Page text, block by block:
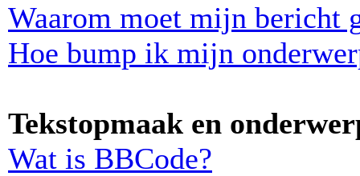
Waarom moet mijn bericht
Hoe bump ik mijn
Tekstopmaak en
Wat is BBCode?